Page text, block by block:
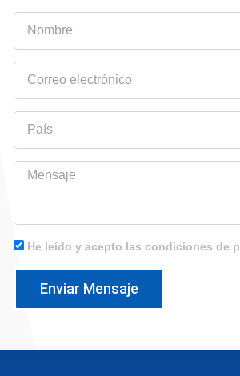
electrónico
Mensaje
He leído y acepto las condiciones de
Enviar Mensaje